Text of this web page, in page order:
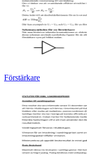
Förstärkare